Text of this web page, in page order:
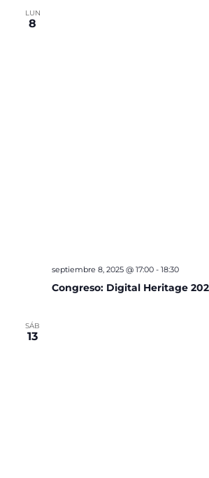
LUN
8
Congreso: Digital Heritage
septiembre 8, 2025 @ 17:00- 18:30
SÁB
13